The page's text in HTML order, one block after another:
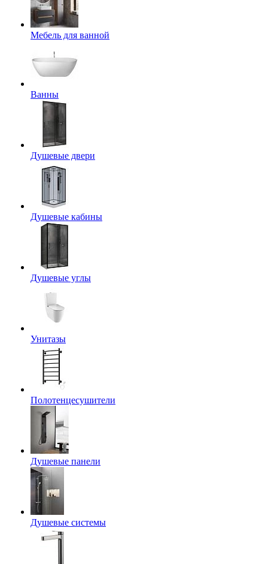
Мебель для ванной
Ванны
Душевые двери
Душевые кабины
Душевые углы
Унитазы
Полотенцесушители
Душевые панели
Душевые системы